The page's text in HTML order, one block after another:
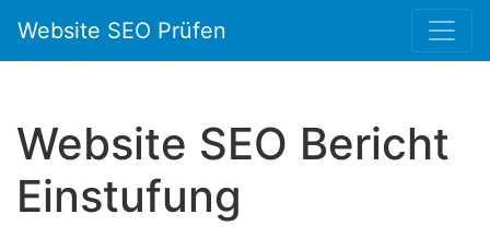
Website SEO Prüfen
Website SEO Bericht
Einstufung